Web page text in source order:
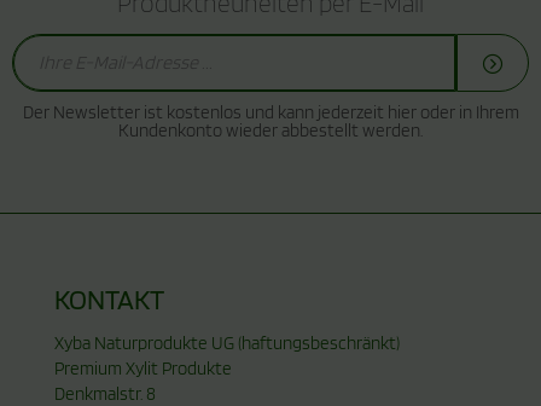
Der Newsletter ist kostenlos und kann jederzeit hier oder in Ihrem
Kundenkonto wieder abbestellt werden.
KONTAKT
Xyba Naturprodukte UG (haftungsbeschränkt)
Premium Xylit Produkte
Denkmalstr. 8